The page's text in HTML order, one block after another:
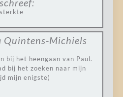
schreef:
Quintens-Michiels
bij het heengaan van Paul.
bij het zoeken naar mijn
mijn enigste)